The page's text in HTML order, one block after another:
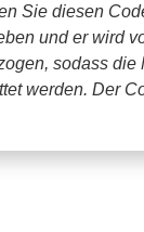
Sie diesen
und er wird
sodass die
werden. Der